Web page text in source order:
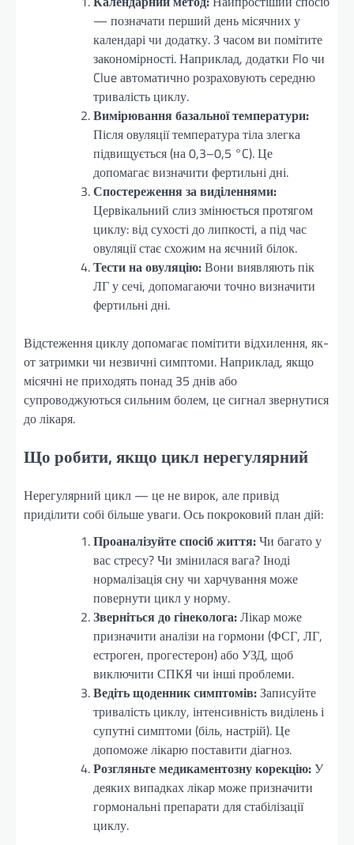
— позначати перший день місячних у
календарі чи додатку. З часом ви помітите
закономірності. Наприклад, додатки Flo чи
Clue автоматично розраховують середню
тривалість циклу.
Вимірювання базальної температури:
Після овуляції температура тіла злегка
підвищується (на 0,3–0,5 °C). Це
допомагає визначити фертильні дні.
Спостереження за виділеннями:
Цервікальний слиз змінюється протягом
циклу: від сухості до липкості, а під час
овуляції стає схожим на яєчний білок.
Тести на овуляцію:Вони виявляють пік
ЛГ у сечі, допомагаючи точно визначити
фертильні дні.
Відстеження циклу допомагає помітити відхилення, як-
от затримки чи незвичні симптоми. Наприклад, якщо
місячні не приходять понад 35 днів або
супроводжуються сильним болем, це сигнал звернутися
до лікаря.
Що робити, якщо цикл нерегулярний
Нерегулярний цикл — це не вирок, але привід
приділити собі більше уваги. Ось покроковий план дій:
Проаналізуйте спосіб життя:Чи багато у
вас стресу? Чи змінилася вага? Іноді
нормалізація сну чи харчування може
повернути цикл у норму.
Зверніться до гінеколога:Лікар може
призначити аналізи на гормони (ФСГ, ЛГ,
естроген, прогестерон) або УЗД, щоб
виключити СПКЯ чи інші проблеми.
Ведіть щоденник симптомів:Записуйте
тривалість циклу, інтенсивність виділень і
супутні симптоми (біль, настрій). Це
допоможе лікарю поставити діагноз.
Розгляньте медикаментозну корекцію:У
деяких випадках лікар може призначити
гормональні препарати для стабілізації
циклу.